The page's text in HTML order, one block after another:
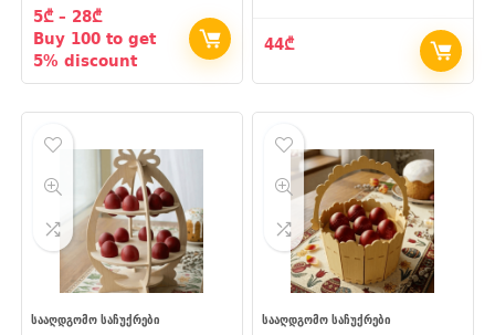
5₾ – 28₾Price
range:
5₾
through
Buy 100 to get
5% discount
44₾
ᲡᲐᲐᲦᲓᲒᲝᲛᲝ ᲡᲐᲩᲣᲥᲠᲔᲑᲘ ᲡᲐᲐᲦᲓᲒᲝᲛᲝ ᲡᲐᲩᲣᲥᲠᲔᲑᲘ